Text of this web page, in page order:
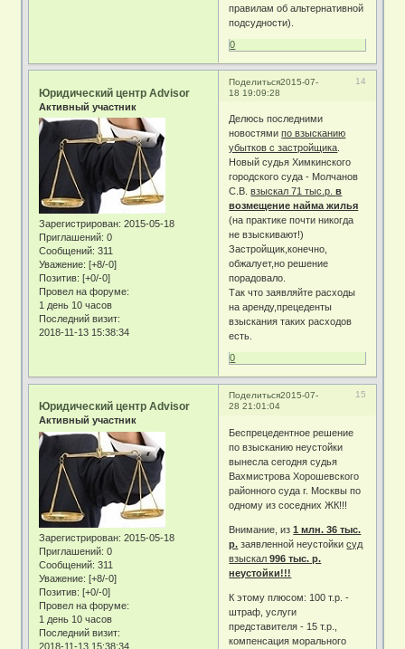
правилам об альтернативной
подсудности).
0
Поделиться 14
2015-07-
18 19:09:28
Юридический центр Advisor
Активный участник
Зарегистрирован: 2015-05-18
Приглашений: 0
Сообщений: 311
Уважение: [+8/-0]
Позитив: [+0/-0]
Провел на форуме:
1 день 10 часов
Последний визит:
2018-11-13 15:38:34
Делюсь последними
новостямипо взысканию
убытков с застройщика
Новый судья Химкинского
городского суда - Молчанов
С.В.взыскал 71 тыс.р.в
возмещение найма жилья
(на практике почти никогда
не взыскивают!)
Застройщик,конечно,
обжалует,но решение
порадовало.
Так что заявляйте расходы
на аренду,прецеденты
взыскания таких расходов
есть.
0
Поделиться 15
2015-07-
28 21:01:04
Юридический центр Advisor
Активный участник
Зарегистрирован: 2015-05-18
Приглашений: 0
Сообщений: 311
Уважение: [+8/-0]
Позитив: [+0/-0]
Провел на форуме:
1 день 10 часов
Последний визит:
2018-11-13 15:38:34
Беспрецедентное решение
по взысканию неустойки
вынесла сегодня судья
Вахмистрова Хорошевского
районного суда г. Москвы по
одному из соседних ЖК!!!
Внимание, из1 млн. 36 тыс.
р. заявленной неустойкисуд
взыскал996 тыс. р.
неустойки!!!
К этому плюсом: 100 т.р. -
штраф, услуги
представителя - 15 т.р.,
компенсация морального